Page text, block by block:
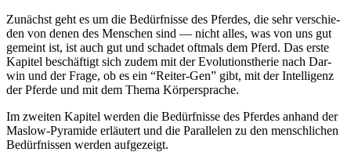
Zunächst geht es um die Bedürf­nis­se des Pfer­des, die sehr ver­schie­
den von denen des Men­schen sind — nicht alles, was von uns gut
gemeint ist, ist auch gut und scha­det oft­mals dem Pferd. Das ers­te
Kapi­tel beschäf­tigt sich zudem mit der Evo­lu­ti­ons­the­rie nach Dar­
win und der Fra­ge, ob es ein “Rei­ter-Gen” gibt, mit der Intel­li­genz
der Pfer­de und mit dem The­ma Körpersprache.
Im zwei­ten Kapi­tel wer­den die Bedürf­nis­se des Pfer­des anhand der
Maslow-Pyra­mi­de erläu­tert und die Par­al­le­len zu den mensch­li­chen
Bedürf­nis­sen wer­den aufgezeigt.